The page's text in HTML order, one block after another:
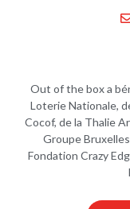
Out of the box a
Loterie Nationale,
Cocof, de la Thalie
Groupe
Fondation Crazy